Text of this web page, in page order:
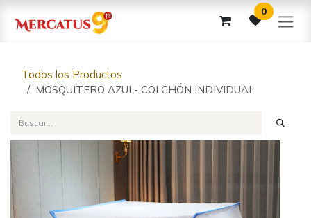
0
Todos los Productos
MOSQUITERO AZUL- COLCHÓN INDIVIDUAL